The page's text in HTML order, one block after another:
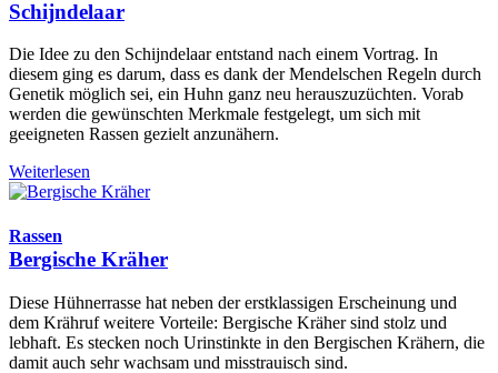
Schijndelaar
Die Idee zu den Schijndelaar entstand nach einem Vortrag. In
diesem ging es darum, dass es dank der Mendelschen Regeln durch
Genetik möglich sei, ein Huhn ganz neu herauszuzüchten. Vorab
werden die gewünschten Merkmale festgelegt, um sich mit
geeigneten Rassen gezielt anzunähern.
Weiterlesen
Rassen
Bergische Kräher
Diese Hühnerrasse hat neben der erstklassigen Erscheinung und
dem Krähruf weitere Vorteile: Bergische Kräher sind stolz und
lebhaft. Es stecken noch Urinstinkte in den Bergischen Krähern, die
damit auch sehr wachsam und misstrauisch sind.